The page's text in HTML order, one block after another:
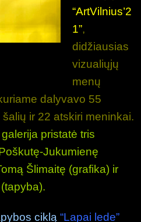
“ArtVilnius’2
1”,
didžiausias
vizualiųjų
menų
dalyvavo 55
ir 22 atskiri meninkai.
pristatė tris
Jukumienę
Šlimaitę (grafika) ir
ciklą “Lapai lede”